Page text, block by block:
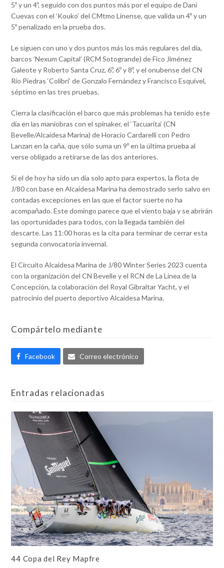
5º y un 4º, seguido con dos puntos más por el equipo de Dani
Cuevas con el ‘Kouko’ del CMtmo Linense, que valida un 4º y un
5º penalizado en la prueba dos.
Le siguen con uno y dos puntos más los más regulares del día,
barcos ’Nexum Capital’ (RCM Sotogrande) de Fico Jiménez
Galeote y Roberto Santa Cruz, 6º, 6º y 8º, y el onubense del CN
Río Piedras ‘Colibri’ de Gonzalo Fernández y Francisco Esquivel,
séptimo en las tres pruebas.
Cierra la clasificación el barco que más problemas ha tenido este
día en las maniobras con el spinaker, el ‘Tacuarita’ (CN
Bevelle/Alcaidesa Marina) de Horacio Cardarelli con Pedro
Lanzan en la caña, que sólo suma un 9º en la última prueba al
verse obligado a retirarse de las dos anteriores.
Si el de hoy ha sido un día solo apto para expertos, la flota de
J/80 con base en Alcaidesa Marina ha demostrado serlo salvo en
contadas excepciones en las que el factor suerte no ha
acompañado. Este domingo parece que el viento baja y se abrirán
las oportunidades para todos, con la llegada también del
descarte. Las 11:00 horas es la cita para terminar de cerrar esta
segunda convocatoria invernal.
El Circuito Alcaidesa Marina de J/80 Winter Series 2023 cuenta
con la organización del CN Bevelle y el RCN de La Línea de la
Concepción, la colaboración del Royal Gibraltar Yacht, y el
patrocinio del puerto deportivo Alcaidesa Marina.
Compártelo mediante
Facebook Correo electrónico
Entradas relacionadas
44 Copa del Rey Mapfre